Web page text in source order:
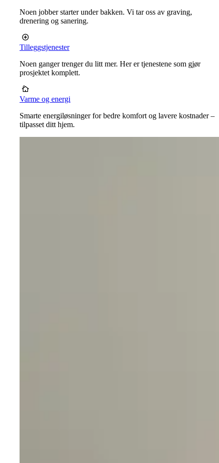
Noen jobber starter under bakken. Vi tar oss av graving,
drenering og sanering.
Tilleggstjenester
Noen ganger trenger du litt mer. Her er tjenestene som gjør
prosjektet komplett.
Varme og energi
Smarte energiløsninger for bedre komfort og lavere kostnader –
tilpasset ditt hjem.